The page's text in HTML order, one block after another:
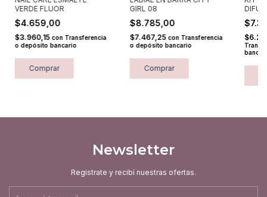
VERDE FLUOR
$4.659,00
$3.960,15 con Transferencia
o depósito bancario
GIRL 08
$8.785,00
$7.467,25 con Transferencia
o depósito bancario
Newsletter
Registrate y recibí nuestras ofertas.